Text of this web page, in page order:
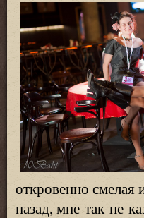
откровенно смелая
назад, мне так не